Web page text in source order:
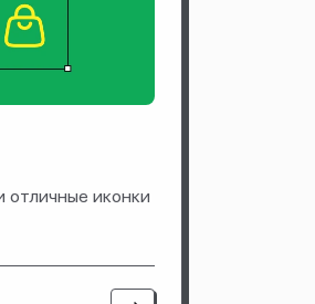
отличные иконки